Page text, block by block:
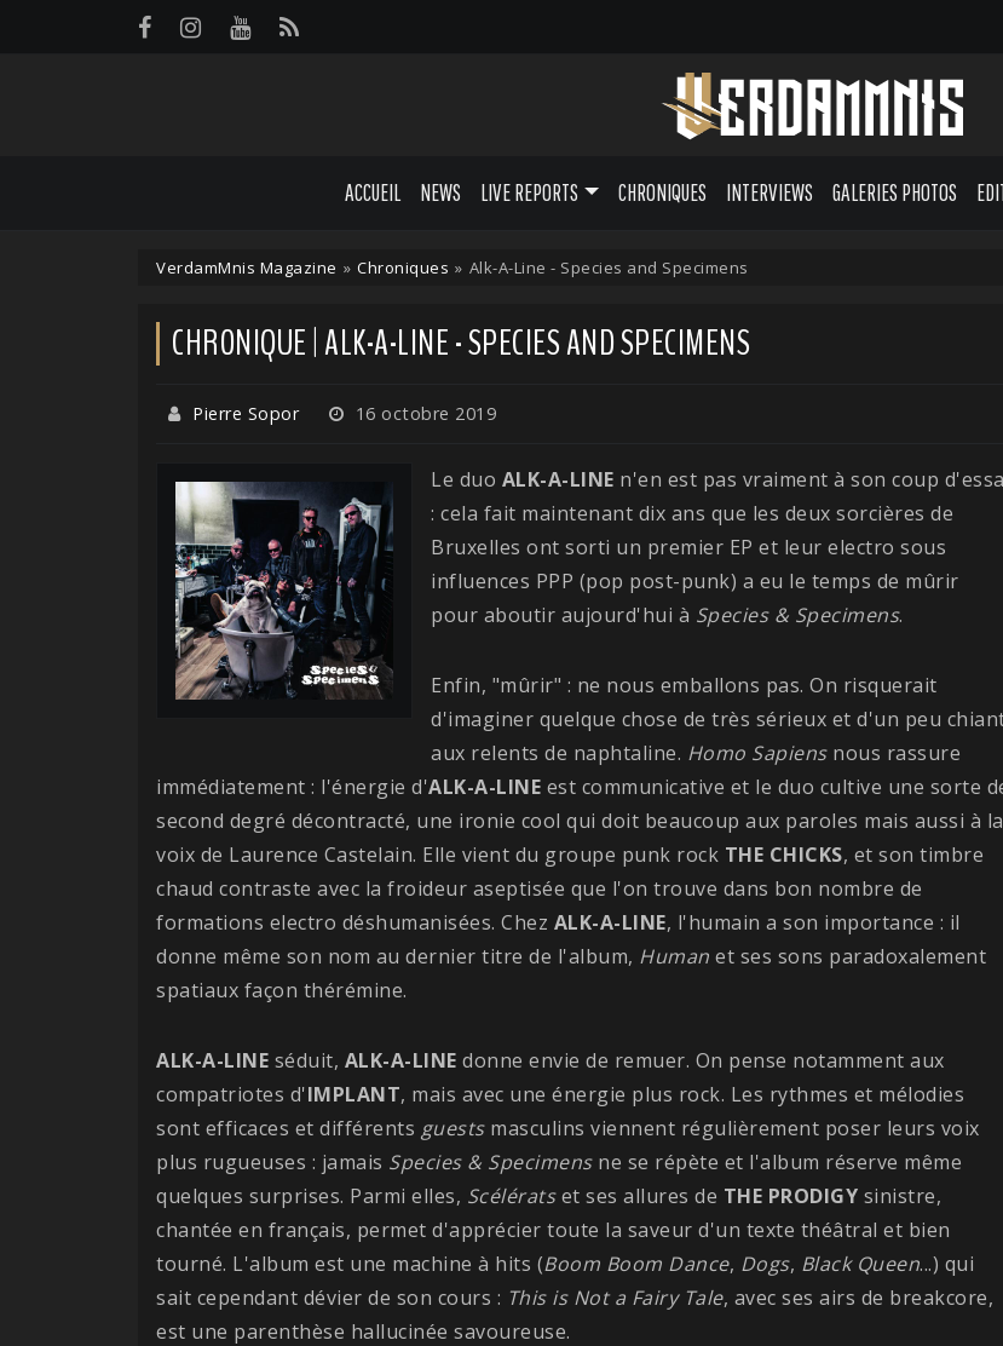
ACCUEIL NEWS LIVE REPORTS CHRONIQUES INTERVIEWS GALERIES PHOTOS
VerdamMnis Magazine » Chroniques » Alk-A-Line - Species and Specimens
CHRONIQUE | ALK-A-LINE - SPECIES AND SPECIMENS
Pierre Sopor 16 octobre 2019
Le duo ALK-A-LINE n'en est pas vraiment à son coup
: cela fait maintenant dix ans que les deux sorcières de
Bruxelles ont sorti un premier EP et leur electro sous
influences PPP (pop post-punk) a eu le temps de mûrir
pour aboutir aujourd'hui à Species & Specimens.
Enfin, "mûrir" : ne nous emballons pas. On risquerait
d'imaginer quelque chose de très sérieux et d'un peu
aux relents de naphtaline. Homo Sapiensnous rassure
immédiatement : l'énergie d'ALK-A-LINE est communicative et le duo cultive une sorte
second degré décontracté, une ironie cool qui doit beaucoup aux paroles mais aussi à la
voix de Laurence Castelain. Elle vient du groupe punk rock THE CHICKS, et son timbre
chaud contraste avec la froideur aseptisée que l'on trouve dans bon nombre de
formations electro déshumanisées. Chez ALK-A-LINE, l'humain a son importance : il
donne même son nom au dernier titre de l'album, Human et ses sons paradoxalement
spatiaux façon thérémine.
ALK-A-LINE séduit, ALK-A-LINE donne envie de remuer. On pense notamment aux
compatriotes d'IMPLANT, mais avec une énergie plus rock. Les rythmes et mélodies
sont efficaces et différents guestsmasculins viennent régulièrement poser leurs voix
plus rugueuses : jamais Species & Specimensne se répète et l'album réserve même
quelques surprises. Parmi elles, Scélératset ses allures de THE PRODIGY sinistre,
chantée en français, permet d'apprécier toute la saveur d'un texte théâtral et bien
tourné. L'album est une machine à hits (Boom Boom Dance, Dogs, Black Queen...) qui
sait cependant dévier de son cours : This is Not a Fairy Tale, avec ses airs de breakcore,
est une parenthèse hallucinée savoureuse.
Panneau de gestion des cookies